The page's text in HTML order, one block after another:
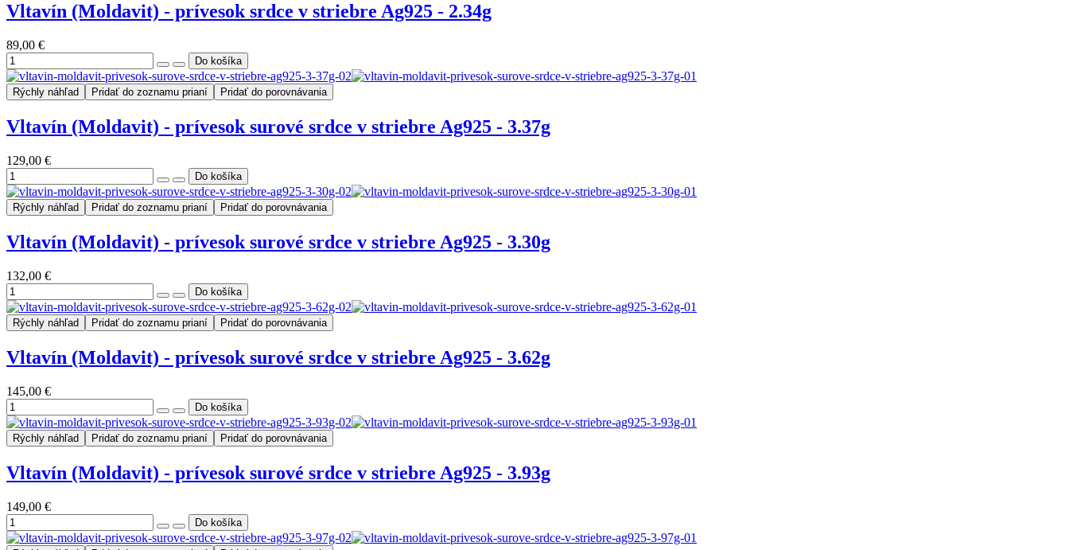
Vltavín (Moldavit) - prívesok srdce v striebre Ag925 - 2.34g
89,00 €
Rýchly náhľad Pridať do zoznamu prianí Pridať do porovnávania
Vltavín (Moldavit) - prívesok surové srdce v striebre Ag925 - 3.37g
129,00 €
Rýchly náhľad Pridať do zoznamu prianí Pridať do porovnávania
Vltavín (Moldavit) - prívesok surové srdce v striebre Ag925 - 3.30g
132,00 €
Rýchly náhľad Pridať do zoznamu prianí Pridať do porovnávania
Vltavín (Moldavit) - prívesok surové srdce v striebre Ag925 - 3.62g
145,00 €
Rýchly náhľad Pridať do zoznamu prianí Pridať do porovnávania
Vltavín (Moldavit) - prívesok surové srdce v striebre Ag925 - 3.93g
149,00 €